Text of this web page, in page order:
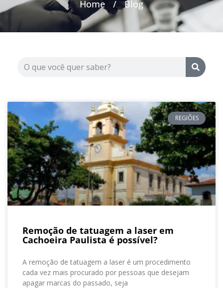
Home / Blog
REGIÕES
Remoção de tatuagem a laser em
Cachoeira Paulista é possível?
A remoção de tatuagem a laser é um procedimento
cada vez mais procurado por pessoas que desejam
apagar marcas do passado, seja